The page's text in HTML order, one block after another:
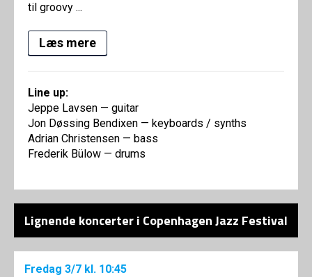
til groovy ...
Læs mere
Line up:
Jeppe Lavsen — guitar
Jon Døssing Bendixen — keyboards / synths
Adrian Christensen — bass
Frederik Bülow — drums
Lignende koncerter i Copenhagen Jazz Festival
Fredag 3/7 kl. 10:45